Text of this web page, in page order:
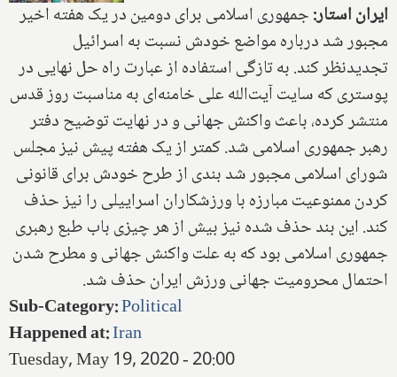
ایران استار:جمهوری اسلامی برای دومین در یک هفته اخیر
مجبور شد درباره مواضع خودش نسبت به اسرائیل
تجدیدنظر کند. به تازگی استفاده از عبارت راه حل نهایی در
پوستری که سایت آیت‌الله علی خامنه‌ای به مناسبت روز قدس
منتشر کرده، باعث واکنش جهانی و در نهایت توضیح دفتر
رهبر جمهوری اسلامی شد. کمتر از یک هفته پیش نیز مجلس
شورای اسلامی مجبور شد بندی از طرح خودش برای قانونی
کردن ممنوعیت مبارزه با ورزشکاران اسراییلی را نیز حذف
کند. این بند حذف شده نیز بیش از هر چیزی باب طبع رهبری
جمهوری اسلامی بود که به علت واکنش جهانی و مطرح شدن
احتمال محرومیت جهانی ورزش ایران حذف شد.
Sub-Category:Political
Happened at:Iran
Tuesday, May 19, 2020 - 20:00